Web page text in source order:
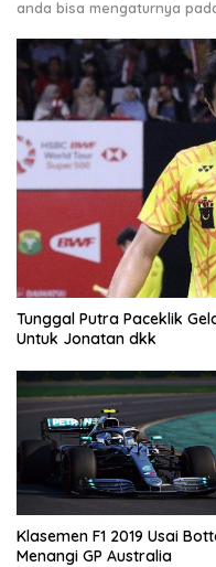
anda bisa mengaturnya
Tunggal Putra Paceklik
Untuk Jonatan dkk
Klasemen F1 2019 Usai
Menangi GP Australia